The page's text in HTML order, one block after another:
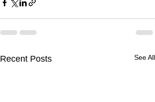
Recent Posts See All